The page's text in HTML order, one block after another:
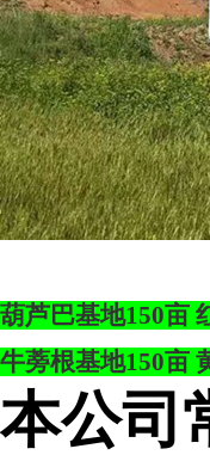
葫芦巴基地150亩
牛蒡根基地150亩
本公司